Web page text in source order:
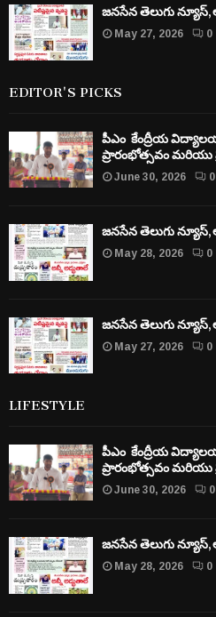
జనసేన తెలుగు న్యూస్,
May 27, 2026
0
EDITOR'S PICKS
పీఎం కేంద్రీయ
ప్రారంభోత్సవం మరియు
June 30, 2026
0
జనసేన తెలుగు న్యూస్,
May 28, 2026
0
జనసేన తెలుగు న్యూస్,
May 27, 2026
0
LIFESTYLE
పీఎం కేంద్రీయ
ప్రారంభోత్సవం మరియు
June 30, 2026
0
జనసేన తెలుగు న్యూస్,
May 28, 2026
0